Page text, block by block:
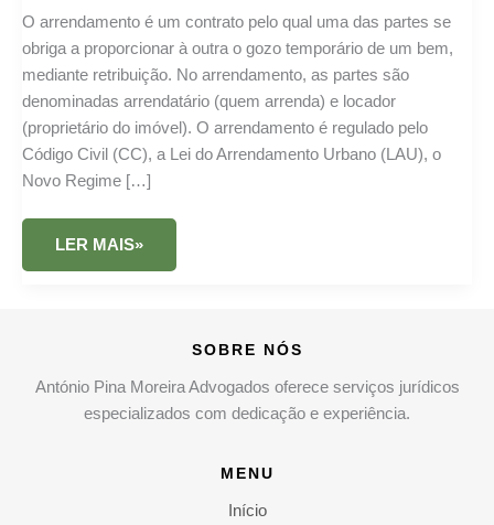
O arrendamento é um contrato pelo qual uma das partes se
obriga a proporcionar à outra o gozo temporário de um bem,
mediante retribuição. No arrendamento, as partes são
denominadas arrendatário (quem arrenda) e locador
(proprietário do imóvel). O arrendamento é regulado pelo
Código Civil (CC), a Lei do Arrendamento Urbano (LAU), o
Novo Regime […]
ARRENDAMENTO
ADVOGADOS
LER MAIS»
SOBRE NÓS
António Pina Moreira Advogados oferece serviços jurídicos
especializados com dedicação e experiência.
MENU
Início